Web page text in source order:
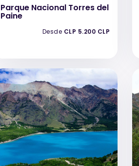
Parque Nacional Torres del
Paine
Desde CLP 5.200 CLP